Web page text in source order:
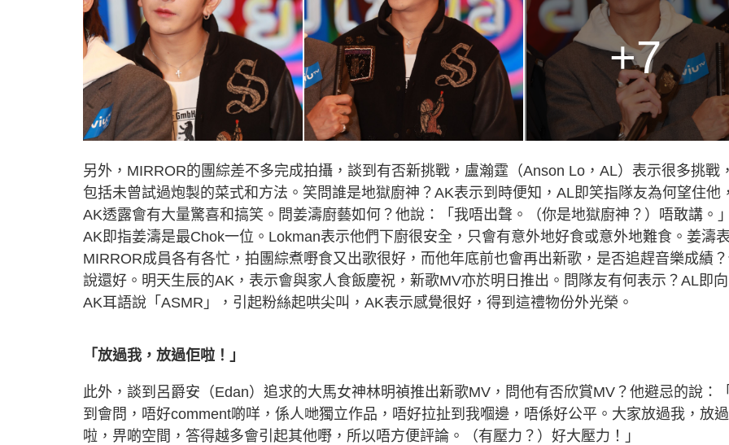
+7
另外，MIRROR的團綜差不多完成拍攝，談到有否新挑戰，盧瀚霆（Anson Lo，AL）表示很多挑戰
包括未曾試過炮製的菜式和方法。笑問誰是地獄廚神？AK表示到時便知，AL即笑指隊友為何望住他
AK透露會有大量驚喜和搞笑。問姜濤廚藝如何？他說：「我唔出聲。（你是地獄廚神？）唔敢講。
AK即指姜濤是最Chok一位。Lokman表示他們下廚很安全，只會有意外地好食或意外地難食。姜濤
MIRROR成員各有各忙，拍團綜煮嘢食又出歌很好，而他年底前也會再出新歌，是否追趕音樂成績
說還好。明天生辰的AK，表示會與家人食飯慶祝，新歌MV亦於明日推出。問隊友有何表示？AL即向
AK耳語說「ASMR」，引起粉絲起哄尖叫，AK表示感覺很好，得到這禮物份外光榮。
「放過我，放過佢啦！」
此外，談到呂爵安（Edan）追求的大馬女神林明禎推出新歌MV，問他有否欣賞MV？他避忌的說：
到會問，唔好comment啲咩，係人哋獨立作品，唔好拉扯到我嗰邊，唔係好公平。大家放過我，放
啦，畀啲空間，答得越多會引起其他嘢，所以唔方便評論。（有壓力？）好大壓力！」